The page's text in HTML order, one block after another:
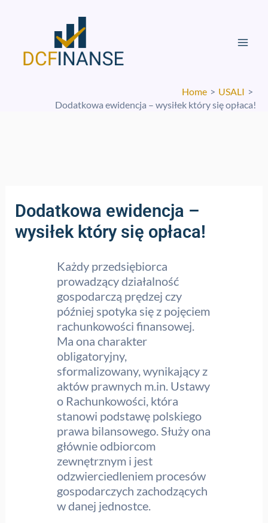
Home
USALI
Dodatkowa ewidencja – wysiłek który się opłaca!
Dodatkowa ewidencja –
wysiłek który się opłaca!
Każdy przedsiębiorca
prowadzący działalność
gospodarczą prędzej czy
później spotyka się z pojęciem
rachunkowości finansowej.
Ma ona charakter
obligatoryjny,
sformalizowany, wynikający z
aktów prawnych m.in. Ustawy
o Rachunkowości, która
stanowi podstawę polskiego
prawa bilansowego. Służy ona
głównie odbiorcom
zewnętrznym i jest
odzwierciedleniem procesów
gospodarczych zachodzących
w danej jednostce.